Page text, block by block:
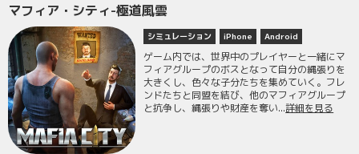
マフィア・シティ-極道風雲
シミュレーション iPhone Android
ゲーム内では、世界中のプレイヤーと一緒にマ
フィアグループのボスとなって自分の縄張りを
大きくし、色々な子分たちを集めていく。フレ
ンドたちと同盟を結び、他のマフィアグループ
と抗争し、縄張りや財産を奪い...詳細を見る